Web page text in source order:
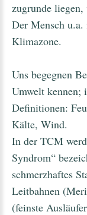
zugrunde liegen,
Der Mensch u.a.
Klimazone.
Uns begegnen
Umwelt kennen;
Definitionen:
Kälte, Wind.
In der TCM
Syndrom“
schmerzhaftes
Leitbahnen
(feinste